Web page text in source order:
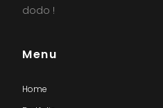
dodo !
Menu
Home